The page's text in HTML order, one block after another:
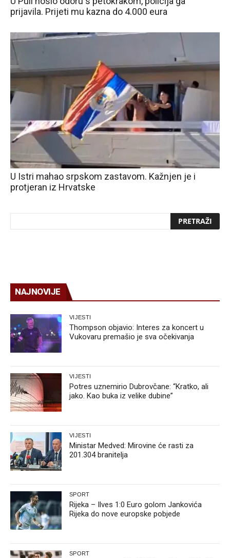
prijavila. Prijeti mu kazna do 4.000 eura
U Istri mahao srpskom zastavom. Kažnjen je i
protjeran iz Hrvatske
NAJNOVIJE
VIJESTI
Thompson objavio: Interes za koncert u
Vukovaru premašio je sva očekivanja
VIJESTI
Potres uznemirio Dubrovčane: “Kratko, ali
jako. Kao buka iz velike dubine”
VIJESTI
Ministar Medved: Mirovine će rasti za
201.304 branitelja
SPORT
Rijeka – Ilves 1:0 Euro golom Jankovića
Rijeka do nove europske pobjede
SPORT